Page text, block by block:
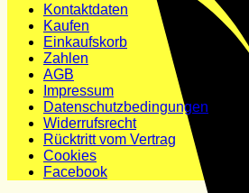
Kontaktdaten
Kaufen
Einkaufskorb
Zahlen
AGB
Impressum
Datenschutzbedingungen
Widerrufsrecht
Rücktritt vom Vertrag
Cookies
Facebook